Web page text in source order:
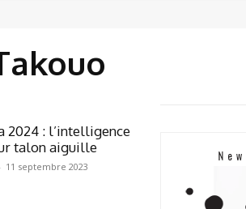
2024 : l’intelligence
talon aiguille
- 11 septembre 2023